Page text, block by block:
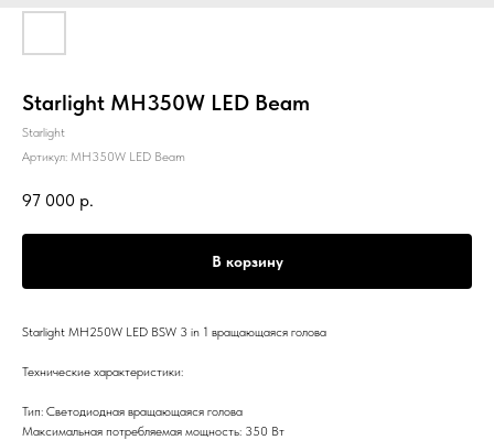
Starlight MH350W LED Beam
Starlight
Артикул: MH350W LED Beam
97 000 р.
В корзину
Starlight MH250W LED BSW 3 in 1 вращающаяся голова
Технические характеристики:
Тип: Cветодиодная вращающаяся голова
Максимальная потребляемая мощность: 350 Вт